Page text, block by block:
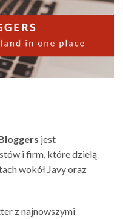
jest
i firm, które dzielą
wokół Javy oraz
z najnowszymi